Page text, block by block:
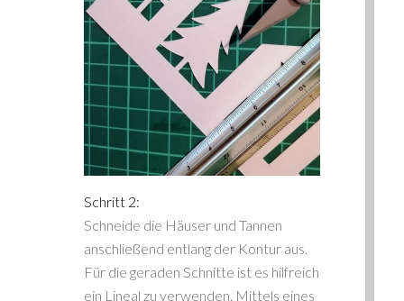
Schritt 2:
Schneide die Häuser und Tannen
anschließend entlang der Kontur aus.
Für die geraden Schnitte ist es hilfreich
ein Lineal zu verwenden. Mittels eines